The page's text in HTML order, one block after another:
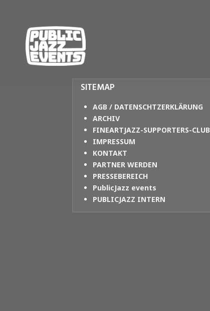
SITEMAP
AGB / DATENSCHTZERKLÄRUNG
ARCHIV
FINEARTJAZZ-SUPPORTERS-CLUB
IMPRESSUM
KONTAKT
PARTNER WERDEN
PRESSEBEREICH
PublicJazz events
PUBLICJAZZ INTERN